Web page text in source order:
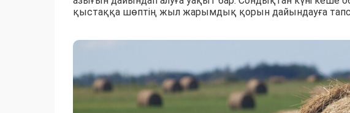
қыстаққа шөптің жыл жарымдық қорын дайындауға